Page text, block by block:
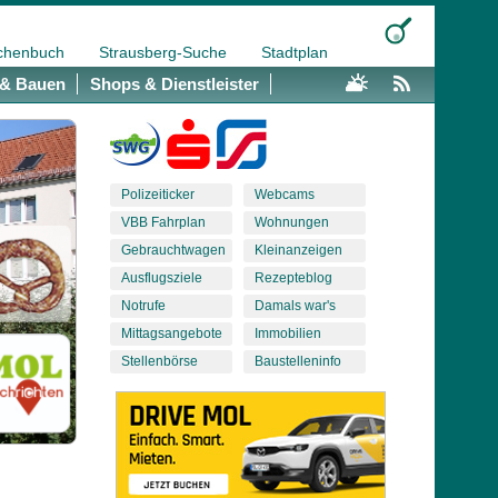
Strausberg-Suche Stadtplan
Bauen Shops & Dienstleister
Polizeiticker
VBB Fahrplan
Gebrauchtwagen
Ausflugsziele
Notrufe
Mittagsangebote
Stellenbörse
Webcams
Wohnungen
Kleinanzeigen
Rezepteblog
Damals war's
Immobilien
Baustelleninfo